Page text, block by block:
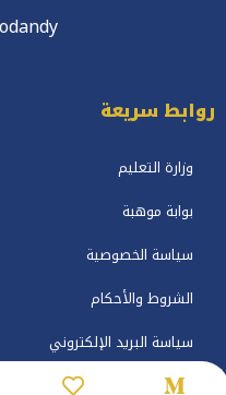
روابط سريعة
وزارة التعليم
بوابة موهبة
سياسة الخصوصية
الشروط والأحكام
سياسة البريد الإلكتروني